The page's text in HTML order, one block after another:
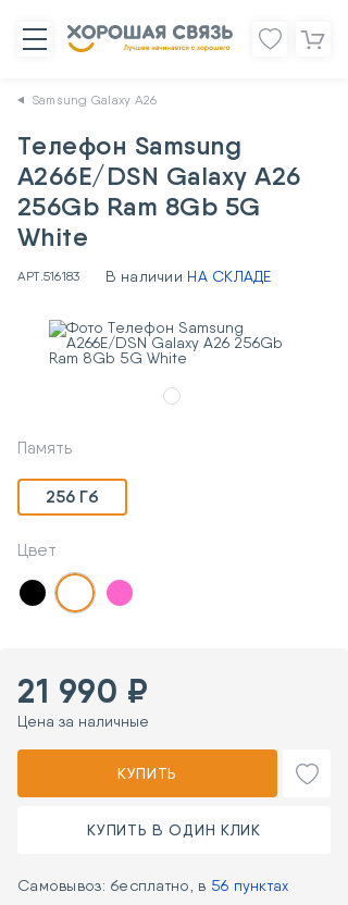
Samsung Galaxy A26
Телефон Samsung
A266E/DSN Galaxy A26
256Gb Ram 8Gb 5G
White
АРТ.516183 В наличии НА СКЛАДЕ
Память
256 Гб
Цвет
21 990 ₽
Цена за наличные
КУПИТЬ
КУПИТЬ В ОДИН КЛИК
Самовывоз: бесплатно, в 56 пунктах